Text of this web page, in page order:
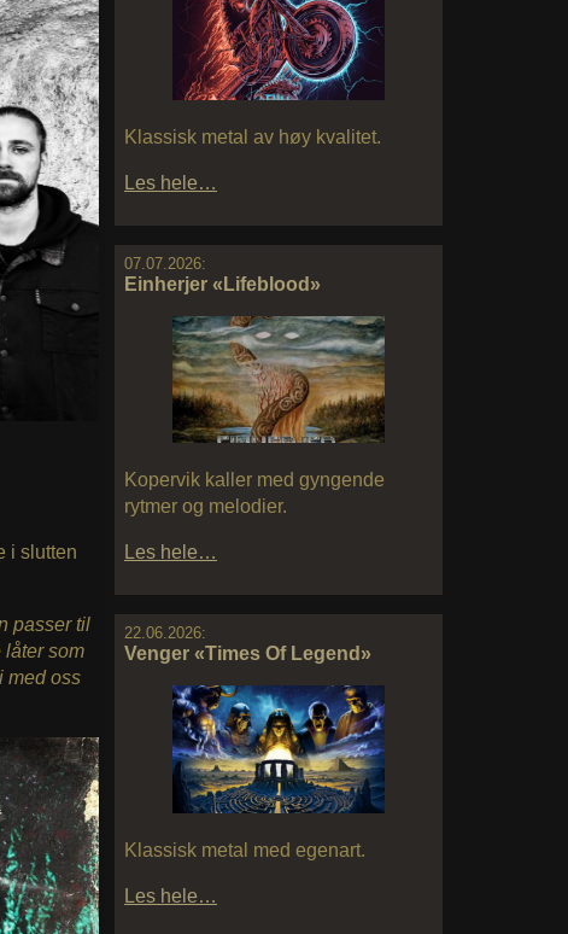
Klassisk metal av høy kvalitet.
Les hele…
07.07.2026:
Einherjer «Lifeblood»
Kopervik kaller med gyngende
rytmer og melodier.
Les hele…
22.06.2026:
Venger «Times Of Legend»
Klassisk metal med egenart.
Les hele…
i slutten
passer til
låter som
med oss